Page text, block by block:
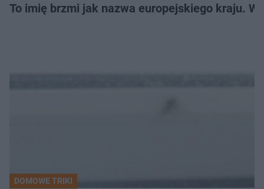
To imię brzmi jak nazwa europejskiego kraju.
DOMOWE TRIKI